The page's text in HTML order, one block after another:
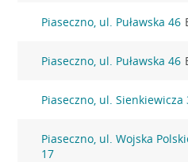
Piaseczno, ul. Puławska 46
Piaseczno, ul. Puławska 46
Piaseczno, ul. Sienkiewicza
Piaseczno, ul. Wojska
17